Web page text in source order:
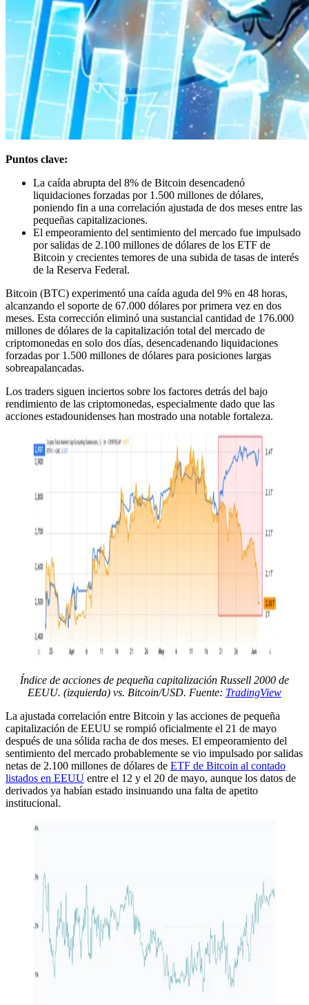
Puntos clave:
La caída abrupta del 8% de Bitcoin desencadenó
liquidaciones forzadas por 1.500 millones de dólares,
poniendo fin a una correlación ajustada de dos meses entre las
pequeñas capitalizaciones.
El empeoramiento del sentimiento del mercado fue impulsado
por salidas de 2.100 millones de dólares de los ETF de
Bitcoin y crecientes temores de una subida de tasas de interés
de la Reserva Federal.
Bitcoin (BTC) experimentó una caída aguda del 9% en 48 horas,
alcanzando el soporte de 67.000 dólares por primera vez en dos
meses. Esta corrección eliminó una sustancial cantidad de 176.000
millones de dólares de la capitalización total del mercado de
criptomonedas en solo dos días, desencadenando liquidaciones
forzadas por 1.500 millones de dólares para posiciones largas
sobreapalancadas.
Los traders siguen inciertos sobre los factores detrás del bajo
rendimiento de las criptomonedas, especialmente dado que las
acciones estadounidenses han mostrado una notable fortaleza.
Índice de acciones de pequeña capitalización Russell 2000 de
EEUU. (izquierda) vs. Bitcoin/USD. Fuente: TradingView
La ajustada correlación entre Bitcoin y las acciones de pequeña
capitalización de EEUU se rompió oficialmente el 21 de mayo
después de una sólida racha de dos meses. El empeoramiento del
sentimiento del mercado probablemente se vio impulsado por salidas
netas de 2.100 millones de dólares de ETF de Bitcoin al contado
listados en EEUU entre el 12 y el 20 de mayo, aunque los datos de
derivados ya habían estado insinuando una falta de apetito
institucional.